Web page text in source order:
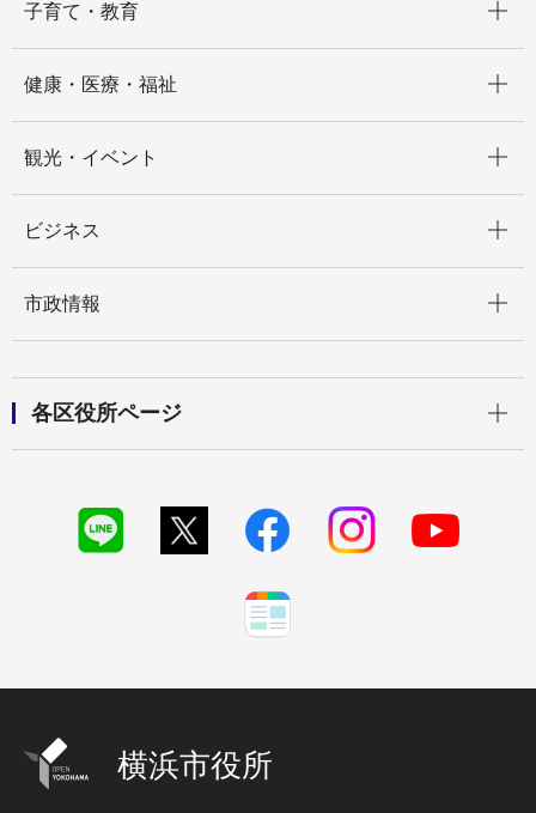
子育て・教育
健康・医療・福祉
観光・イベント
ビジネス
市政情報
各区役所ページ
横浜市役所